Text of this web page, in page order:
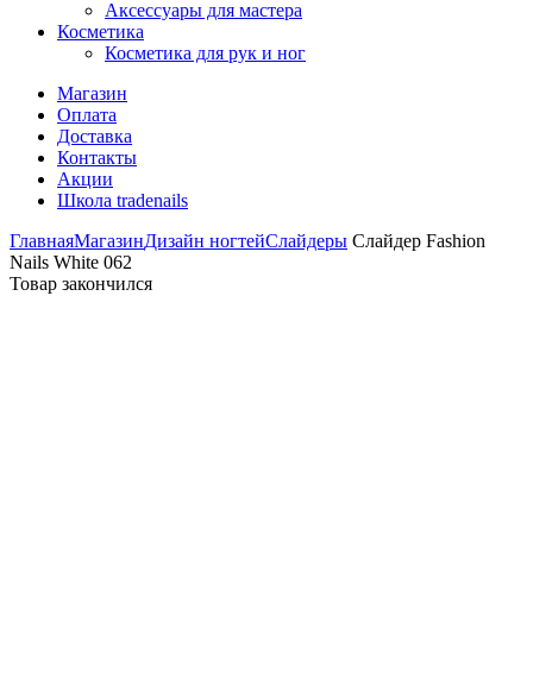
Аксессуары для мастера
Косметика
Косметика для рук и ног
Магазин
Оплата
Доставка
Контакты
Акции
Школа tradenails
ГлавнаяМагазинДизайн ногтейСлайдеры Слайдер Fashion
Nails White 062
Товар закончился